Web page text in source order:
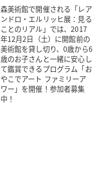
森美術館で開催される「レア
ンドロ・エルリッヒ展：見る
ことのリアル」では、2017
年12月2日（土）に開館前の
美術館を貸し切り、0歳から6
歳のお子さんと一緒に安心し
て鑑賞できるプログラム「お
やこでアート ファミリーア
ワー」を開催！参加者募集
中！